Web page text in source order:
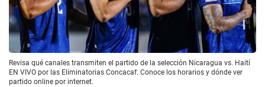
Revisa qué canales transmiten el partido de la selección Nicaragua vs. Haití
EN VIVO por las Eliminatorias Concacaf. Conoce los horarios y dónde ver
partido online por internet.